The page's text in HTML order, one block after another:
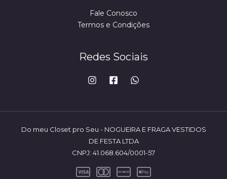
Fale Conosco
Termos e Condições
Redes Sociais
Do meu Closet pro Seu - NOGUEIRA E FRAGA VESTIDOS
DE FESTA LTDA
CNPJ: 41.068.604/0001-57